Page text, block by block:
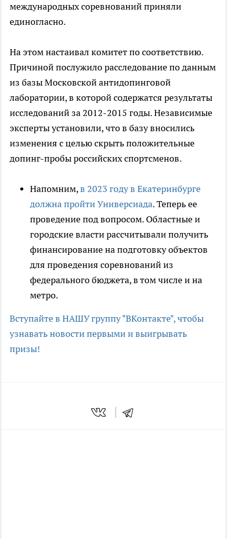
международных соревнований приняли
единогласно.
На этом настаивал комитет по соответствию.
Причиной послужило расследование по данным
из базы Московской антидопинговой
лаборатории, в которой содержатся результаты
исследований за 2012-2015 годы. Независимые
эксперты установили, что в базу вносились
изменения с целью скрыть положительные
допинг-пробы российских спортсменов.
Напомним,в 2023 году в Екатеринбурге
должна пройти Универсиада. Теперь ее
проведение под вопросом. Областные и
городские власти рассчитывали получить
финансирование на подготовку объектов
для проведения соревнований из
федерального бюджета, в том числе и на
метро.
Вступайте в НАШУ группу "ВКонтакте", чтобы
узнавать новости первыми и выигрывать
призы!